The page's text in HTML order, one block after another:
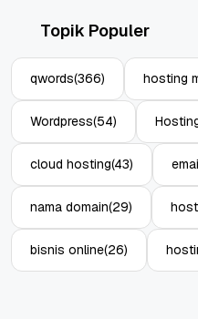
Topik Populer
qwords(366) hosting
Wordpress(54)
cloud hosting(43)
nama domain(29)
bisnis online(26)